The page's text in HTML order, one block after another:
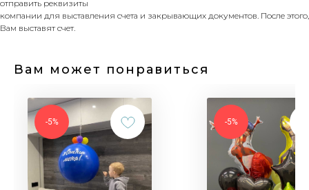
отправить реквизиты
компании для выставления счета и закрывающих документов. После этого,
Вам выставят счет.
Вам может понравиться
-5% -5%